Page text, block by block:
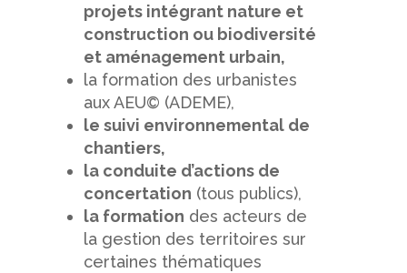
projets intégrant nature et
construction ou biodiversité
et aménagement urbain,
la formation des urbanistes
aux AEU© (ADEME),
le suivi environnemental de
chantiers,
la conduite d’actions de
concertation (tous publics),
la formation des acteurs de
la gestion des territoires sur
certaines thématiques